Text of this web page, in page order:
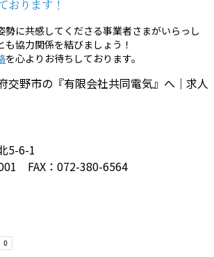
おります！
勢に共感してくださる事業者さまがいらっし
も協力関係を結びましょう！
を心よりお待ちしております。
交野市の『有限会社共同電気』へ｜求人
5-6-1
FAX：072-380-6564